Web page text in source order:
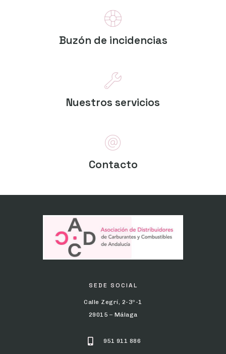
Buzón de incidencias
Nuestros servicios
Contacto
SEDE SOCIAL
Calle Zegrí, 2-3º-1
29015 – Málaga
951 911 886